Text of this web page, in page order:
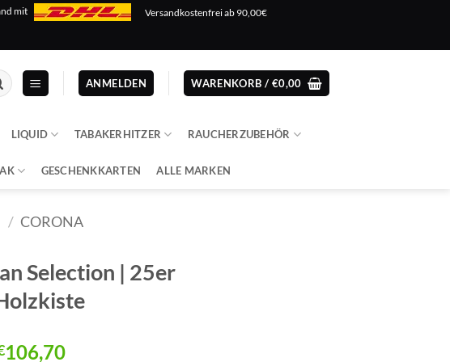
mit Versandkostenfrei ab 90,00€
ANMELDEN WARENKORB / €0,00
LIQUID TABAKERHITZER RAUCHERZUBEHÖR
GESCHENKKARTEN ALLE MARKEN
/ CORONA
Selection | 25er
106,70Aktueller